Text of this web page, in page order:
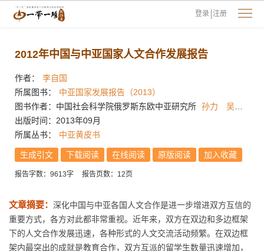
登录 注册
2012年中国与中亚国家人文合作发展报告
作者：
李自国
所属图书：
中亚国家发展报告（2013）
图书作者：中国社会科学院俄罗斯东欧中亚研究所 孙力 吴宏伟
出版时间：2013年09月
所属丛书：
中亚黄皮书
生成引文 下载阅读 在线阅读 原版阅读 加入收藏
报告字数：9613字 报告页数：12页
文章摘要： 深化中国与中亚各国人文合作是进一步增进双方互信的
重要方式，各方对此都非常重视。近年来，双方在双边和多边框架
下的人文合作发展迅速，各种形式的人文交流活动频繁。在双边框
架内最突出的成就是教育合作，双方互派的留学生数量迅速增加，